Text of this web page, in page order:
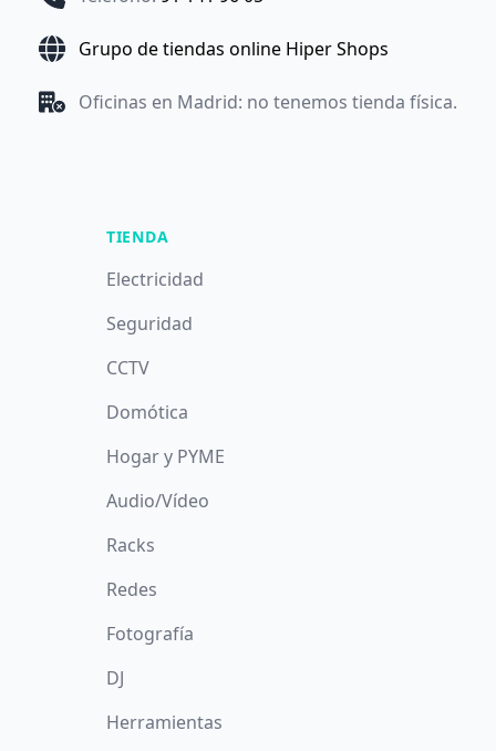
Grupo de tiendas online Hiper Shops
Oficinas en Madrid: no tenemos tienda física.
TIENDA
Electricidad
Seguridad
CCTV
Domótica
Hogar y PYME
Audio/Vídeo
Racks
Redes
Fotografía
DJ
Herramientas